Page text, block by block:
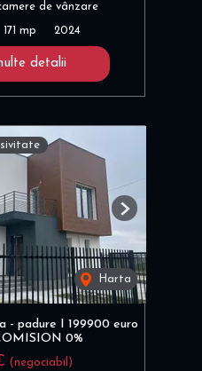
de vânzare
171 mp 2024
detalii
Harta
Next
- padure I 199900 euro
0%
(negociabil)